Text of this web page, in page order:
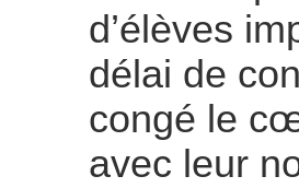
d’élèves
délai de
congé le
avec leur